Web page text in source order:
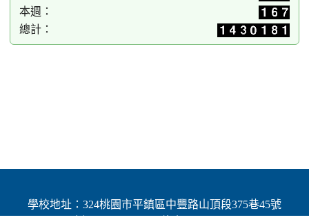
本週：
總計：
學校地址：324桃園市平鎮區中豐路山頂段375巷45號